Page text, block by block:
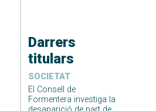
Darrers
titulars
SOCIETAT
El Consell de
Formentera investiga la